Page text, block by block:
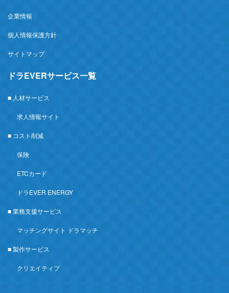
企業情報
個人情報保護方針
サイトマップ
ドラEVERサービス一覧
■ 人材サービス
求人情報サイト
■ コスト削減
保険
ETCカード
ドラEVER ENERGY
■ 業務支援サービス
マッチングサイト ドラマッチ
■ 製作サービス
クリエイティブ